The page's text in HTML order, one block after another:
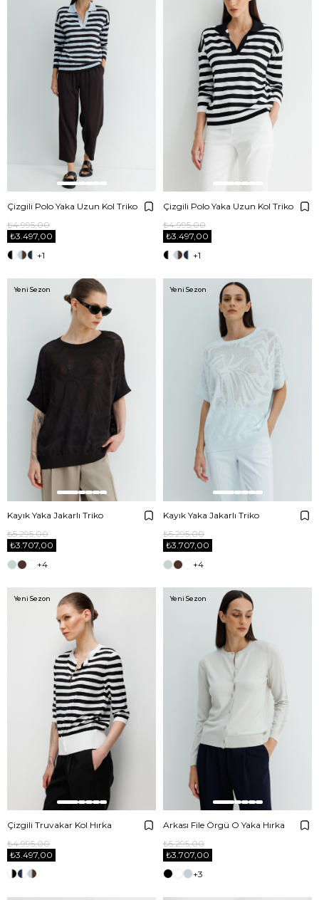
Çizgili Polo Yaka Uzun Kol Triko
₺3.497,00
₺4.995,00
+1
Çizgili Polo Yaka Uzun Kol Triko
₺3.497,00
₺4.995,00
+1
Kayık Yaka Jakarlı Triko
₺3.707,00
₺5.295,00
+4
Yeni Sezon
Kayık Yaka Jakarlı Triko
₺3.707,00
₺5.295,00
+4
Yeni Sezon
Çizgili Truvakar Kol Hırka
₺3.497,00
₺4.995,00
Yeni Sezon
Arkası File Örgü O Yaka Hırka
₺3.707,00
₺5.295,00
+3
Yeni Sezon